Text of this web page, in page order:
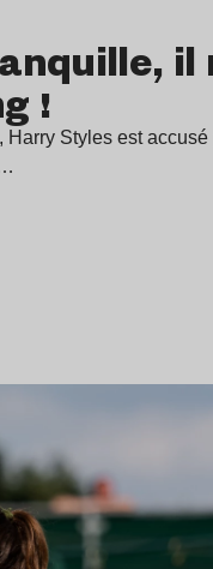
il
!
Styles est accusé